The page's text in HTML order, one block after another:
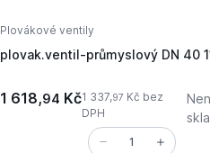
Plovákové ventily
plovak.ventil-průmyslový DN 40
1 618,94 Kč1 337,97 Kč bez
DPH